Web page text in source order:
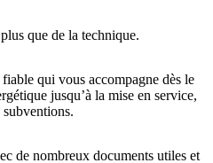
que de la technique.
qui vous accompagne dès le
jusqu’à la mise en service,
subventions.
de nombreux documents utiles et